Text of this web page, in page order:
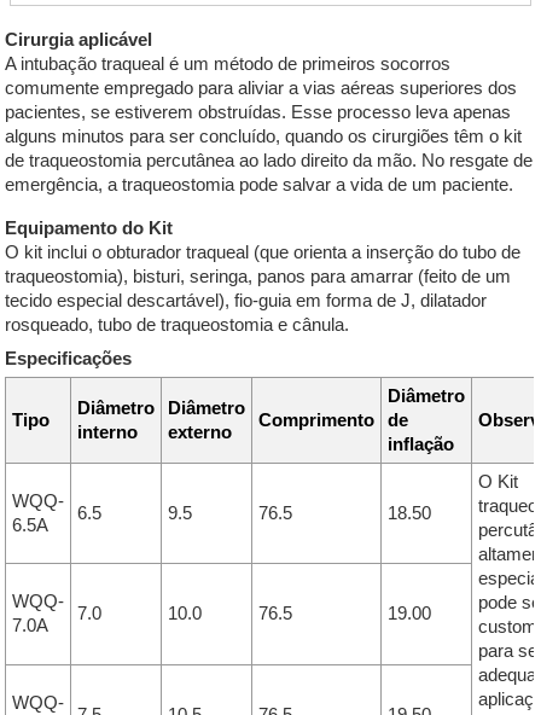
Cirurgia aplicável
A intubação traqueal é um método de primeiros socorros
comumente empregado para aliviar a vias aéreas superiores dos
pacientes, se estiverem obstruídas. Esse processo leva apenas
alguns minutos para ser concluído, quando os cirurgiões têm o kit
de traqueostomia percutânea ao lado direito da mão. No resgate de
emergência, a traqueostomia pode salvar a vida de um paciente.
Equipamento do Kit
O kit inclui o obturador traqueal (que orienta a inserção do tubo de
traqueostomia), bisturi, seringa, panos para amarrar (feito de um
tecido especial descartável), fio-guia em forma de J, dilatador
rosqueado, tubo de traqueostomia e cânula.
Especificações
Tipo
Diâmetro
interno
Diâmetro
externo
Comprimento
Diâmetro
de
inflação
WQQ-
6.5A
6.5 9.5 76.5 18.50
O Kit
pode
para se
WQQ-
7.0A
7.0 10.0 76.5 19.00
WQQ-